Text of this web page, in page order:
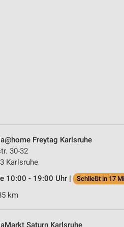
Freytag Karlsruhe
30-32
Karlsruhe
10:00 - 19:00 Uhr |
Schließt in 17
km
Saturn Karlsruhe